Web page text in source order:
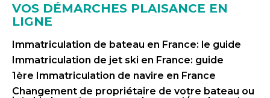
VOS DÉMARCHES PLAISANCE EN
LIGNE
Immatriculation de bateau en France: le guide
Immatriculation de jet ski en France: guide
1ère Immatriculation de navire en France
Changement de propriétaire de votre bateau ou